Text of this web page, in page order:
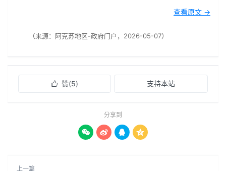
查看原文 →
（来源：阿克苏地区-政府门户，2026-05-07）
 赞(5) 支持本站
分享到
   
上一篇